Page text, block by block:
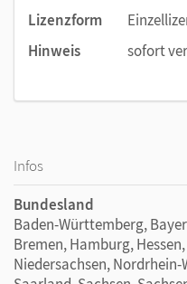
Lizenzform
Hinweis
sofort
Infos
Bundesland
Baden-Württemberg,
Bremen, Hamburg,
Niedersachsen,